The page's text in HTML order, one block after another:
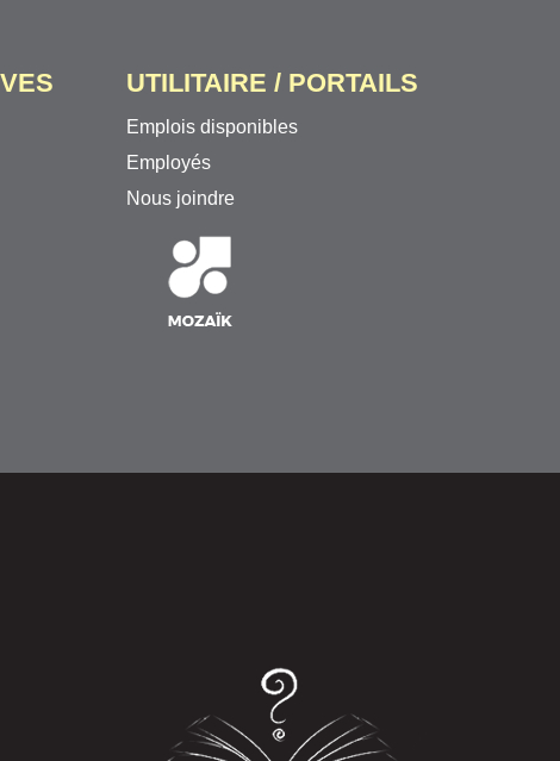
UTILITAIRE / PORTAILS
Emplois disponibles
Employés
Nous joindre